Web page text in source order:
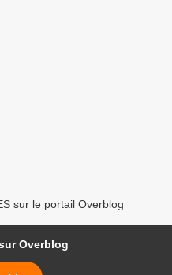
sur le portail Overblog
Overblog